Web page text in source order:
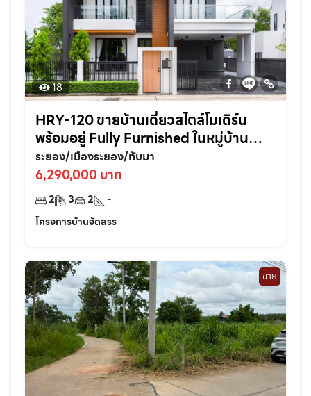
18
HRY-120 ขายบ้านเดี่ยวสไตล์โมเดิร์น
พร้อมอยู่ Fully Furnished ในหมู่บ้าน
ไอริช ทับมา หิ้วกระเป๋าเข้าอยู่ได้เลย ครบ
จบในหลังเดียว!
ระยอง/เมืองระยอง/ทับมา
6,290,000 บาท
2 3 2
-
โครงการบ้านจัดสรร
ขาย